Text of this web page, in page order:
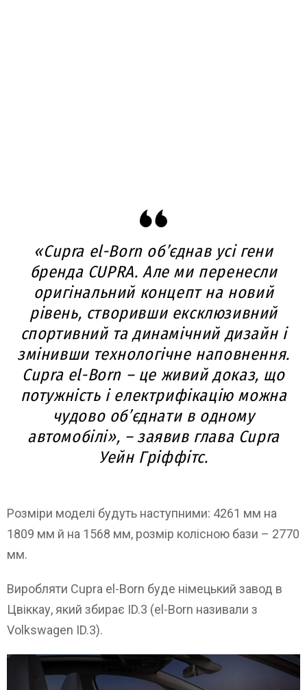
«Cupra el-Born об’єднав усі гени
бренда CUPRA. Але ми перенесли
оригінальний концепт на новий
рівень, створивши ексклюзивний
спортивний та динамічний дизайн і
змінивши технологічне наповнення.
Cupra el-Born – це живий доказ, що
потужність і електрифікацію можна
чудово об’єднати в одному
автомобілі», – заявив глава Cupra
Уейн Гріффітс.
Розміри моделі будуть наступними: 4261 мм на
1809 мм й на 1568 мм, розмір колісною бази – 2770
мм.
Виробляти Cupra el-Born буде німецький завод в
Цвіккау, який збирає ID.3 (el-Born називали з
Volkswagen ID.3).